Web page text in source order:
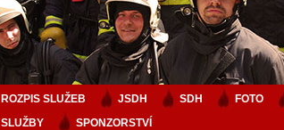
ROZPIS SLUŽEB JSDH SDH FOTO
SLUŽBY
SPONZORSTVÍ